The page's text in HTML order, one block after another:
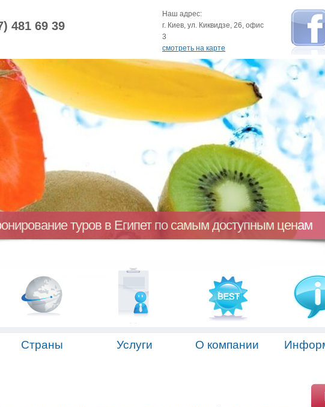
481 69 39
Наш адрес:
г. Киев, ул. Киквидзе, 26, офис
3
смотреть на карте
туров в Египет по самым доступным ценам
Страны Услуги О компании